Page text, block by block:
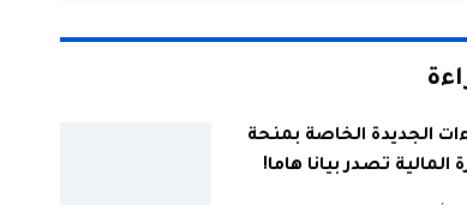
الجديدة الخاصة بمنحة
المالية تصدر بيانا هاما!